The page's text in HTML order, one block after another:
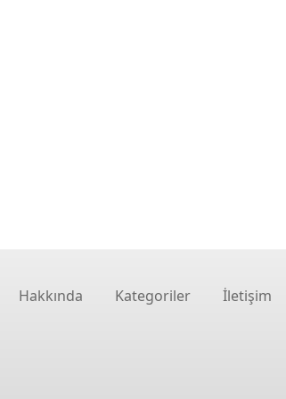
Hakkında Kategoriler İletişim